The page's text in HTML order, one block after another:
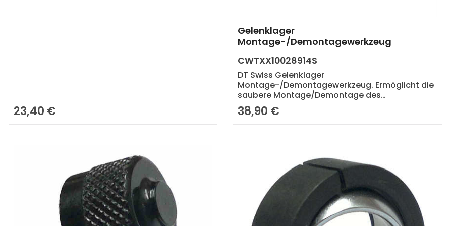
Regulärer Preis:
23,40 €
Produkt Anzahl: Gib den
Gelenklager
Montage-/Demontagewerkzeug
CWTXX10028914S
DT Swiss Gelenklager
Montage-/Demontagewerkzeug. Ermöglicht die
saubere Montage/Demontage des
Gelenklagers.
Regulärer Preis:
38,90 €